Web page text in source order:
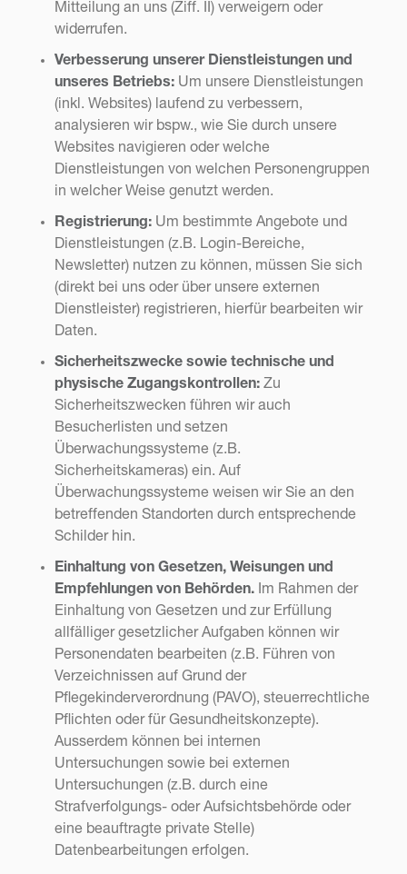
Mitteilung an uns (Ziff. II) verweigern oder
widerrufen.
Verbesserung unserer Dienstleistungen und
unseres Betriebs:Um unsere Dienstleistungen
(inkl. Websites) laufend zu verbessern,
analysieren wir bspw., wie Sie durch unsere
Websites navigieren oder welche
Dienstleistungen von welchen Personengruppen
in welcher Weise genutzt werden.
Registrierung:Um bestimmte Angebote und
Dienstleistungen (z.B. Login-Bereiche,
Newsletter) nutzen zu können, müssen Sie sich
(direkt bei uns oder über unsere externen
Dienstleister) registrieren, hierfür bearbeiten wir
Daten.
Sicherheitszwecke sowie technische und
physische Zugangskontrollen:Zu
Sicherheitszwecken führen wir auch
Besucherlisten und setzen
Überwachungssysteme (z.B.
Sicherheitskameras) ein. Auf
Überwachungssysteme weisen wir Sie an den
betreffenden Standorten durch entsprechende
Schilder hin.
Einhaltung von Gesetzen, Weisungen und
Empfehlungen von Behörden.Im Rahmen der
Einhaltung von Gesetzen und zur Erfüllung
allfälliger gesetzlicher Aufgaben können wir
Personendaten bearbeiten (z.B. Führen von
Verzeichnissen auf Grund der
Pflegekinderverordnung (PAVO), steuerrechtliche
Pflichten oder für Gesundheitskonzepte).
Ausserdem können bei internen
Untersuchungen sowie bei externen
Untersuchungen (z.B. durch eine
Strafverfolgungs- oder Aufsichtsbehörde oder
eine beauftragte private Stelle)
Datenbearbeitungen erfolgen.